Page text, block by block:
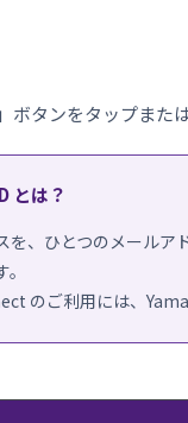
ボタンをタップまた
とは？
を、ひとつのメールア
のご利用には、